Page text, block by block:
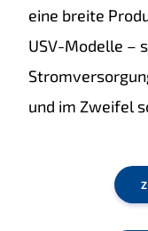
eine breite
USV-Modelle –
und im Zweifel